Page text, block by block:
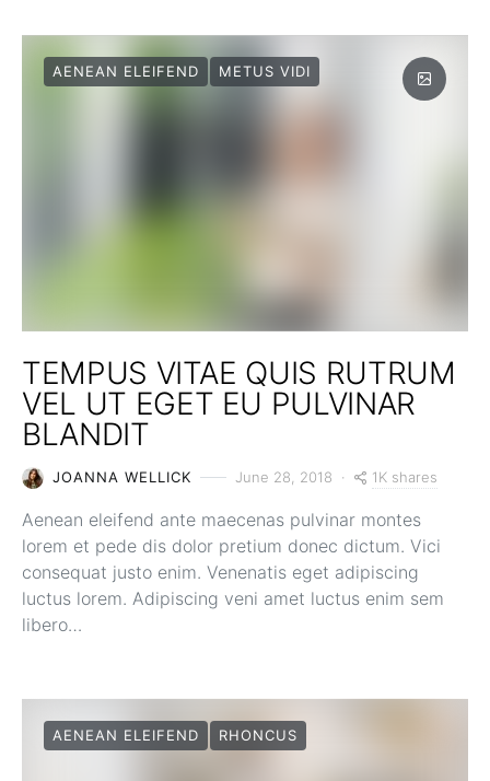
AENEAN ELEIFEND METUS VIDI
TEMPUS VITAE QUIS RUTRUM
VEL UT EGET EU PULVINAR
BLANDIT
JOANNA WELLICK June 28, 2018 1K shares
Aenean eleifend ante maecenas pulvinar montes
lorem et pede dis dolor pretium donec dictum. Vici
consequat justo enim. Venenatis eget adipiscing
luctus lorem. Adipiscing veni amet luctus enim sem
libero…
AENEAN ELEIFEND RHONCUS